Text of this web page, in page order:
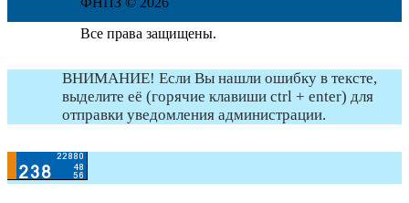
Все права защищены.
ВНИМАНИЕ! Если Вы нашли ошибку в тексте,
выделите её (горячие клавиши ctrl + enter) для
отправки уведомления администрации.